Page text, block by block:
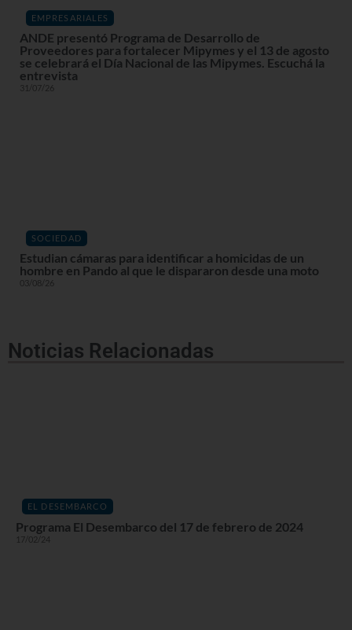
EMPRESARIALES
ANDE presentó Programa de Desarrollo de
Proveedores para fortalecer Mipymes y el 13 de agosto
se celebrará el Día Nacional de las Mipymes. Escuchá la
entrevista
31/07/26
SOCIEDAD
Estudian cámaras para identificar a homicidas de un
hombre en Pando al que le dispararon desde una moto
03/08/26
Noticias Relacionadas
EL DESEMBARCO
Programa El Desembarco del 17 de febrero de 2024
17/02/24